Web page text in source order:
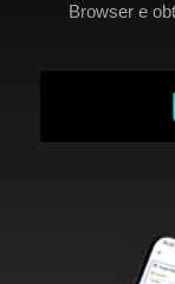
Browser e